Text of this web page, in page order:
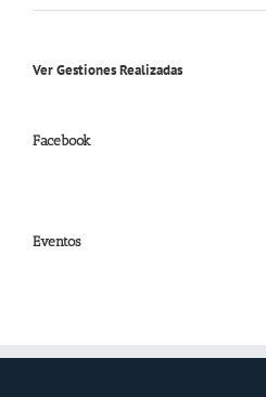
Ver Gestiones Realizadas
Facebook
Eventos